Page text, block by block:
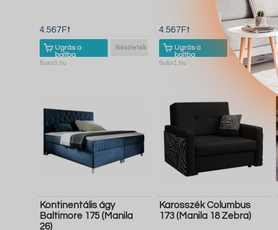
4.567Ft
Ugrás a
boltba
Részletek
Butor1.hu
4.567Ft
Ugrás a
boltba
Részletek
Butor1.hu
Kontinentális ágy
Baltimore 175 (Manila
26)
Karosszék Columbus
173 (Manila 18 Zebra)